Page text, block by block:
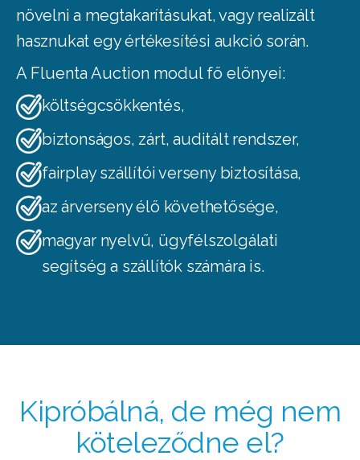
növelni a megtakarításukat, vagy realizált
hasznukat egy értékesítési aukció során.
A Fluenta Auction modul fő előnyei:
költségcsökkentés,
biztonságos, zárt, auditált rendszer,
fairplay szállítói verseny biztosítása,
az árverseny élő követhetősége,
magyar nyelvű, ügyfélszolgálati
segítség a szállítók számára is.
Kipróbálná, de még nem
köteleződne el?